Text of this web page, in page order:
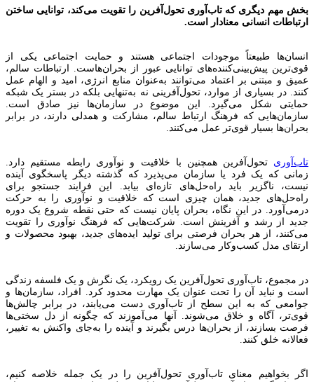
بخش مهم دیگری که تاب‌آوری تحول‌آفرین را تقویت می‌کند، توانایی ساختن
ارتباطات انسانی معنادار است.
انسان‌ها طبیعتاً موجودات اجتماعی هستند و حمایت اجتماعی یکی از
قوی‌ترین پیش‌بینی‌کننده‌های توانایی عبور از بحران‌هاست. ارتباطات سالم،
عمیق و مبتنی بر اعتماد می‌توانند به‌عنوان منابع انرژی، امید و الهام عمل
کنند. در بسیاری از موارد، تحول‌آفرینی نه به‌تنهایی بلکه در بستر یک شبکه
حمایتی شکل می‌گیرد. این موضوع در سازمان‌ها نیز صادق است.
سازمان‌هایی که فرهنگ ارتباط سالم، مشارکت و همدلی دارند، در برابر
بحران‌ها بسیار قوی‌تر عمل می‌کنند.
تاب‌آوری تحول‌آفرین همچنین با خلاقیت و نوآوری رابطه مستقیم دارد.
زمانی که یک فرد یا سازمان می‌پذیرد که گذشته دیگر پاسخگوی آینده
نیست، ناگزیر باید راه‌حل‌های تازه‌ای بیابد. این فرایند جستجو برای
راه‌حل‌های جدید، همان چیزی است که خلاقیت و نوآوری را به حرکت
درمی‌آورد. در این نگاه، بحران پایان نیست که حتی نقطه شروع یک دوره
جدید از رشد و آفرینش است. شرکت‌هایی که فرهنگ نوآوری را تقویت
می‌کنند، از هر بحران فرصتی برای تولید ایده‌های جدید، بهبود محصولات و
ارتقای مدل کسب‌وکار می‌سازند.
در مجموع، تاب‌آوری تحول‌آفرین یک رویکرد، یک نگرش و یک فلسفه زندگی
است و نباید آن را تحت عنوان یک مهارت محدود کرد. افراد، سازمان‌ها و
جوامعی که به این سطح از تاب‌آوری دست می‌یابند، در برابر چالش‌ها
قوی‌تر، آگاه‌ و خلاق می‌شوند. آنها می‌آموزند که چگونه از دل سختی‌ها
فرصت بسازند، از بحران‌ها درس بگیرند و آینده را به‌جای واکنش به تغییر،
فعالانه خلق کنند.
اگر بخواهیم معنای تاب‌آوری تحول‌آفرین را در یک جمله خلاصه کنیم،